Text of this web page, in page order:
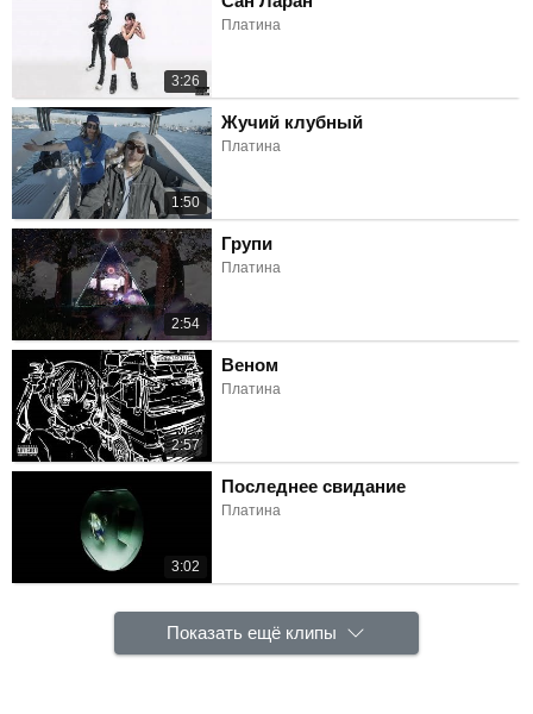
3:26
Платина
1:50
Жучий клубный
Платина
2:54
Групи
Платина
2:57
Веном
Платина
3:02
Последнее свидание
Платина
Показать ещё клипы